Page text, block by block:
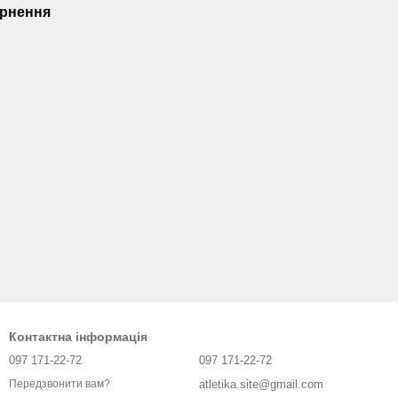
Контактна інформація
097 171-22-72
Передзвонити вам?
097 171-22-72
atletika.site@gmail.com